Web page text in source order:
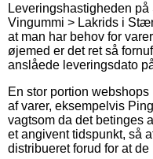
Leveringshastigheden
Vingummi > Lakrids i
at man har behov for
øjemed er det ret så
anslåede leveringsdato
En stor portion
af varer, eksempelvis
vagtsom da det betinges
et angivent tidspunkt, så
distribueret forud for at